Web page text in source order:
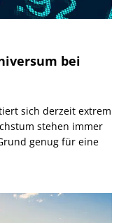
bei
sich derzeit extrem
stehen immer
genug für eine